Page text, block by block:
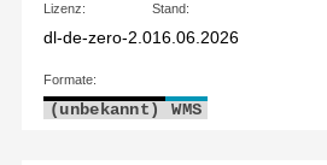
Lizenz:
dl-de-zero-2.0
Stand:
16.06.2026
Formate:
(unbekannt) WMS